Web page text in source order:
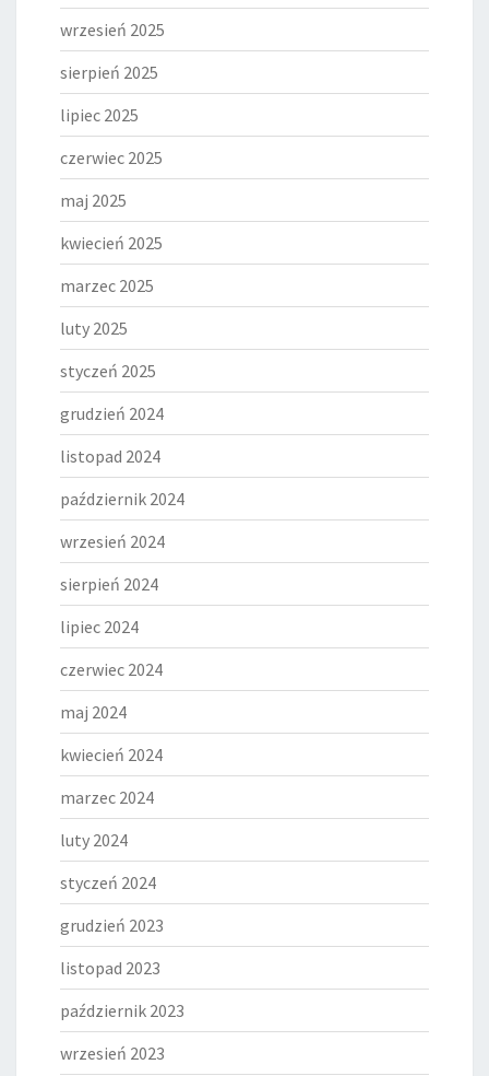
wrzesień 2025
sierpień 2025
lipiec 2025
czerwiec 2025
maj 2025
kwiecień 2025
marzec 2025
luty 2025
styczeń 2025
grudzień 2024
listopad 2024
październik 2024
wrzesień 2024
sierpień 2024
lipiec 2024
czerwiec 2024
maj 2024
kwiecień 2024
marzec 2024
luty 2024
styczeń 2024
grudzień 2023
listopad 2023
październik 2023
wrzesień 2023